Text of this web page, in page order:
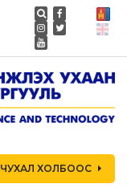
ЧУХАЛ ХОЛБООС